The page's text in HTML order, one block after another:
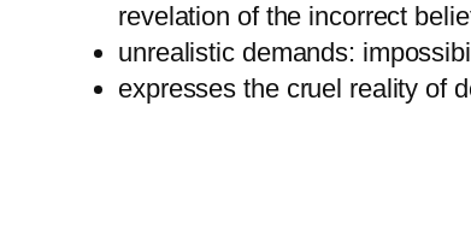
revelation of the incorrect
unrealistic demands:
expresses the cruel reality of